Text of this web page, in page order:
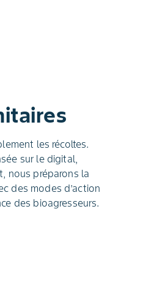
les récoltes.
sur le digital,
nous préparons la
des modes d’action
des bioagresseurs.